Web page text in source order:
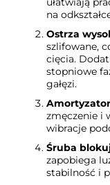
na
Ostrza
szlifowane,
cięcia.
stopniowe
gałęzi.
zmęczenie i
wibracje
Śruba
zapobiega
stabilność i